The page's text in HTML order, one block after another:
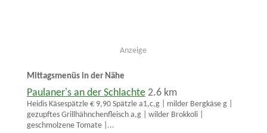
Anzeige
Mittagsmenüs in der Nähe
Paulaner's an der Schlachte 2.6 km
Heidis Käsespätzle € 9,90 Spätzle a1,c,g | milder Bergkäse g |
gezupftes Grillhähnchenfleisch a,g | wilder Brokkoli |
geschmolzene Tomate |...